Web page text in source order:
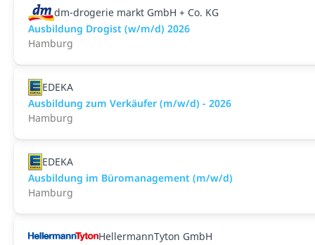
dm-drogerie markt GmbH + Co. KG
Ausbildung Drogist (w/m/d) 2026
Hamburg
EDEKA
Ausbildung zum Verkäufer (m/w/d) - 2026
Hamburg
EDEKA
Ausbildung im Büromanagement (m/w/d)
Hamburg
HellermannTyton GmbH